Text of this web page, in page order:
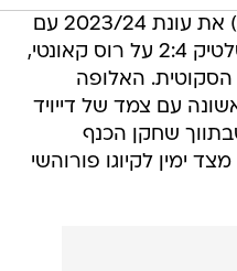
החל היום (שבת) את עונת 2023/24 עם
בישול בניצחונה הביתי של סלטיק 2:4 על רוס קאונטי,
האלופה
עם צמד של דייויד
בפנדל ו-42) כשבתווך שחקן הכנף
ימין לקיוגו פורוהשי